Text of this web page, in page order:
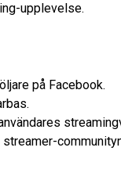
upplevelse.
på Facebook.